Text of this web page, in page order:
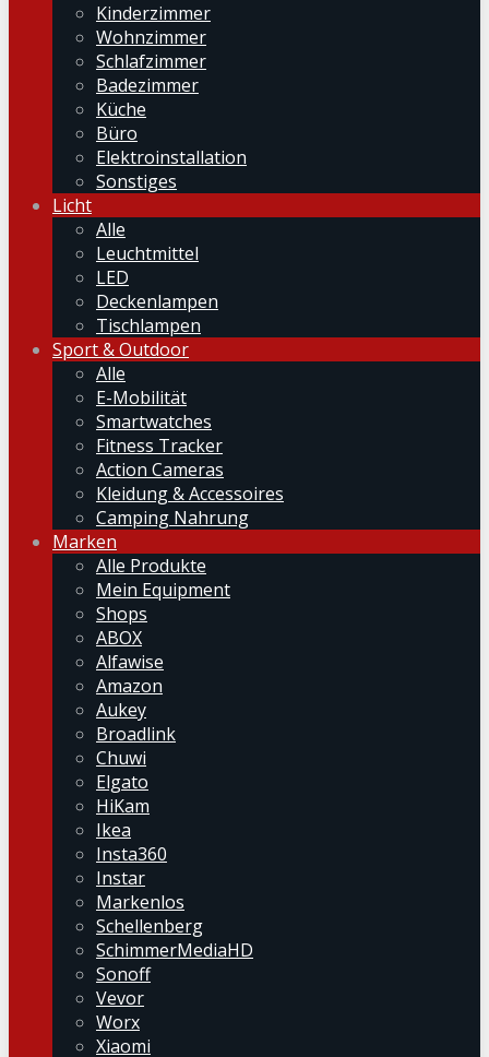
Kinderzimmer
Wohnzimmer
Schlafzimmer
Badezimmer
Küche
Büro
Elektroinstallation
Sonstiges
Licht
Alle
Leuchtmittel
LED
Deckenlampen
Tischlampen
Sport & Outdoor
Alle
E-Mobilität
Smartwatches
Fitness Tracker
Action Cameras
Kleidung & Accessoires
Camping Nahrung
Marken
Alle Produkte
Mein Equipment
Shops
ABOX
Alfawise
Amazon
Aukey
Broadlink
Chuwi
Elgato
HiKam
Ikea
Insta360
Instar
Markenlos
Schellenberg
SchimmerMediaHD
Sonoff
Vevor
Worx
Xiaomi